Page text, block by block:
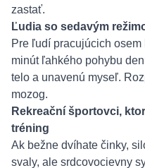
zastať.
Ľudia so sedavým
Pre ľudí pracujúcich
minút ľahkého pohybu
telo a unavenú myseľ.
mozog.
Rekreační športovci,
tréning
Ak bežne dvíhate činky,
svaly, ale srdcovocievny